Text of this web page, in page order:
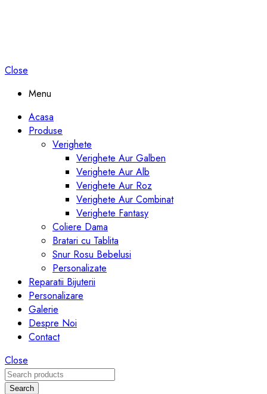
Close
Menu
Acasa
Produse
Verighete
Verighete Aur Galben
Verighete Aur Alb
Verighete Aur Roz
Verighete Aur Combinat
Verighete Fantasy
Coliere Dama
Bratari cu Tablita
Snur Rosu Bebelusi
Personalizate
Reparatii Bijuterii
Personalizare
Galerie
Despre Noi
Contact
Close
Search